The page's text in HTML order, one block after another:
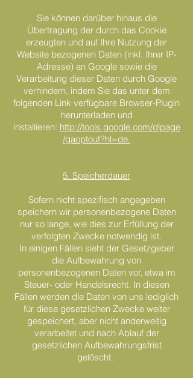
Sie können darüber hinaus die
Übertragung der durch das Cookie
erzeugten und auf Ihre Nutzung der
Website bezogenen Daten (inkl. Ihrer IP-
Adresse) an Google sowie die
Verarbeitung dieser Daten durch Google
verhindern, indem Sie das unter dem
folgenden Link verfügbare Browser-Plugin
herunterladen und
installieren: http://tools.google.com/dlpage
/gaoptout?hl=de.
5. Speicherdauer
Sofern nicht spezifisch angegeben
speichern wir personenbezogene Daten
nur so lange, wie dies zur Erfüllung der
verfolgten Zwecke notwendig ist.
In einigen Fällen sieht der Gesetzgeber
die Aufbewahrung von
personenbezogenen Daten vor, etwa im
Steuer- oder Handelsrecht. In diesen
Fällen werden die Daten von uns lediglich
für diese gesetzlichen Zwecke weiter
gespeichert, aber nicht anderweitig
verarbeitet und nach Ablauf der
gesetzlichen Aufbewahrungsfrist
gelöscht.